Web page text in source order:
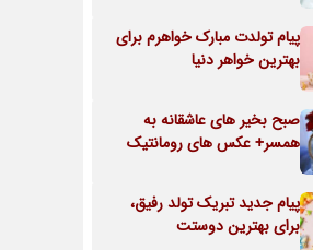
پیام تولدت مبارک خواهرم برای
بهترین خواهر دنیا
صبح بخیر های عاشقانه به
همسر+ عکس های رومانتیک
پیام جدید تبریک تولد رفیق،
برای بهترین دوستت